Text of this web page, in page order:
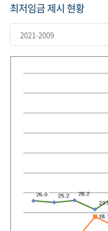
최저임금 제시 현황
2021-2009